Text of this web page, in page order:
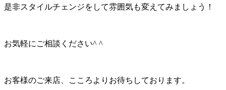
是非スタイルチェンジをして雰囲気も変えてみましょう！
お気軽にご相談ください^ ^
お客様のご来店、こころよりお待ちしております。